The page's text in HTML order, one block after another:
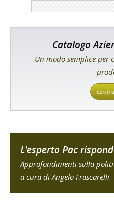
Catalogo
Un modo semplice per
Cerca
L'esperto Pac
Approfondimenti sulla
a cura di Angelo Frascarelli